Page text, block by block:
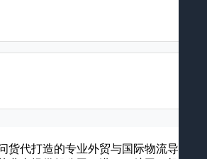
货代打造的专业外贸与国际物流导航平